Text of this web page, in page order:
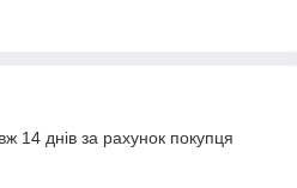
14 днів за рахунок покупця